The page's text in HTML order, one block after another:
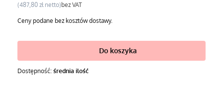
Cena
487,80 zł bez VAT
Ceny podane bez kosztów dostawy.
Do koszyka
Dostępność: średnia ilość